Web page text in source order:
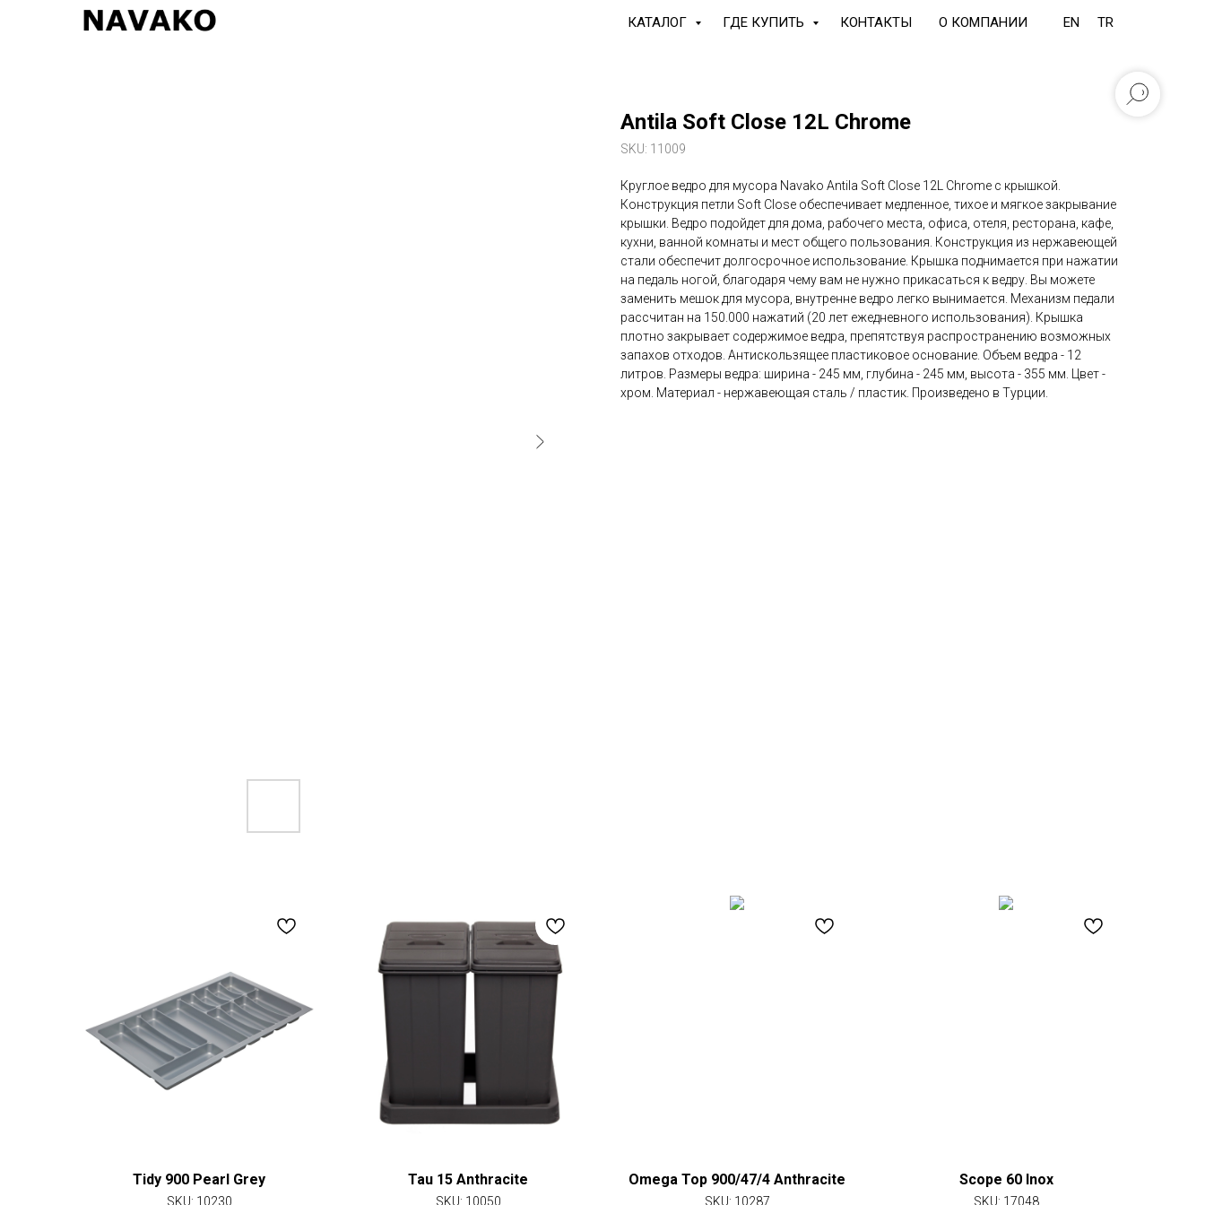
КАТАЛОГ ГДЕ КУПИТЬ КОНТАКТЫ О КОМПАНИИ EN TR
Antila Soft Close 12L Chrome
SKU: 11009
Круглое ведро для мусора Navako Antila Soft Close 12L Chrome с крышкой.
Конструкция петли Soft Close обеспечивает медленное, тихое и мягкое закрывание
крышки. Ведро подойдет для дома, рабочего места, офиса, отеля, ресторана, кафе,
кухни, ванной комнаты и мест общего пользования. Конструкция из нержавеющей
стали обеспечит долгосрочное использование. Крышка поднимается при нажатии
на педаль ногой, благодаря чему вам не нужно прикасаться к ведру. Вы можете
заменить мешок для мусора, внутренне ведро легко вынимается. Механизм педали
рассчитан на 150.000 нажатий (20 лет ежедневного использования). Крышка
плотно закрывает содержимое ведра, препятствуя распространению возможных
запахов отходов. Антискользящее пластиковое основание. Объем ведра - 12
литров. Размеры ведра: ширина - 245 мм, глубина - 245 мм, высота - 355 мм. Цвет -
хром. Материал - нержавеющая сталь / пластик. Произведено в Турции.
Tidy 900 Pearl Grey
SKU: 10230
Tau 15 Anthracite
SKU: 10050
Omega Top 900/47/4 Anthracite
SKU: 10287
Scope 60 Inox
SKU: 17048